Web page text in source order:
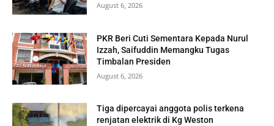
August 6, 2026
PKR Beri Cuti Sementara Kepada Nurul
Izzah, Saifuddin Memangku Tugas
Timbalan Presiden
August 6, 2026
Tiga dipercayai anggota polis terkena
renjatan elektrik di Kg Weston